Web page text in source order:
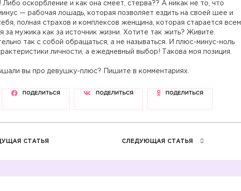
Либо оскорбление и как она смеет, стерва?? А никак не то, что
— рабочая лошадь, которая позволяет ездить на своей шее и
полная страхов и комплексов женщина, которая старается всем
за мужика как за источник жизни. Хотите так жить? Живите.
так с собой обращаться, а не называться. И плюс-минус-ноль
личности, а ежедневный выбор! Такова моя позиция.
вы про девушку-плюс? Пишите в комментариях.
ПОДЕЛИТЬСЯ ПОДЕЛИТЬСЯ ПОДЕЛИТЬСЯ
СТАТЬЯ СЛЕДУЮЩАЯ СТАТЬЯ